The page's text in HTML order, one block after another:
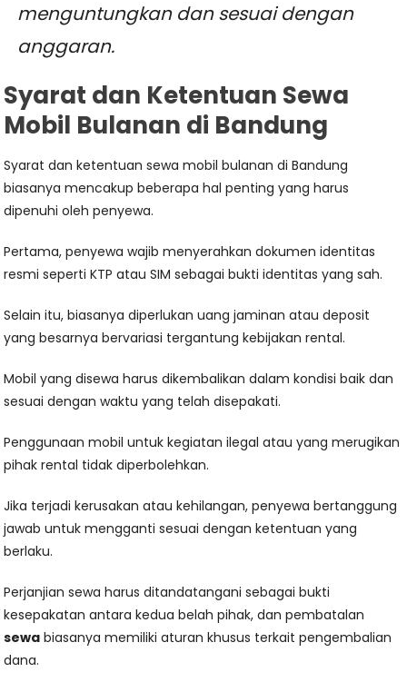
menguntungkan dan sesuai dengan
anggaran.
Syarat dan Ketentuan Sewa
Mobil Bulanan di Bandung
Syarat dan ketentuan sewa mobil bulanan di Bandung
biasanya mencakup beberapa hal penting yang harus
dipenuhi oleh penyewa.
Pertama, penyewa wajib menyerahkan dokumen identitas
resmi seperti KTP atau SIM sebagai bukti identitas yang sah.
Selain itu, biasanya diperlukan uang jaminan atau deposit
yang besarnya bervariasi tergantung kebijakan rental.
Mobil yang disewa harus dikembalikan dalam kondisi baik dan
sesuai dengan waktu yang telah disepakati.
Penggunaan mobil untuk kegiatan ilegal atau yang merugikan
pihak rental tidak diperbolehkan.
Jika terjadi kerusakan atau kehilangan, penyewa bertanggung
jawab untuk mengganti sesuai dengan ketentuan yang
berlaku.
Perjanjian sewa harus ditandatangani sebagai bukti
kesepakatan antara kedua belah pihak, dan pembatalan
sewa biasanya memiliki aturan khusus terkait pengembalian
dana.